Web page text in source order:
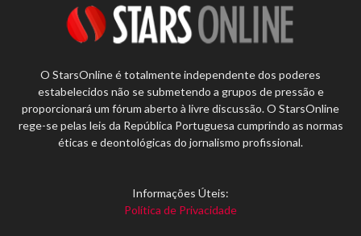
O StarsOnline é totalmente independente dos poderes
estabelecidos não se submetendo a grupos de pressão e
proporcionará um fórum aberto à livre discussão. O StarsOnline
rege-se pelas leis da República Portuguesa cumprindo as normas
éticas e deontológicas do jornalismo profissional.
Informações Úteis:
Política de Privacidade